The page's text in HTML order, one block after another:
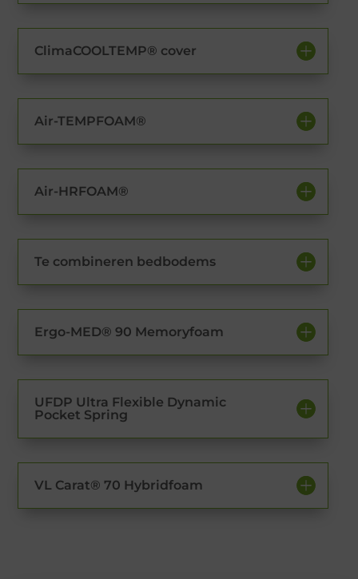
ClimaCOOLTEMP® cover
Air-TEMPFOAM®
Air-HRFOAM®
Te combineren bedbodems
Ergo-MED® 90 Memoryfoam
UFDP Ultra Flexible Dynamic
Pocket Spring
VL Carat® 70 Hybridfoam